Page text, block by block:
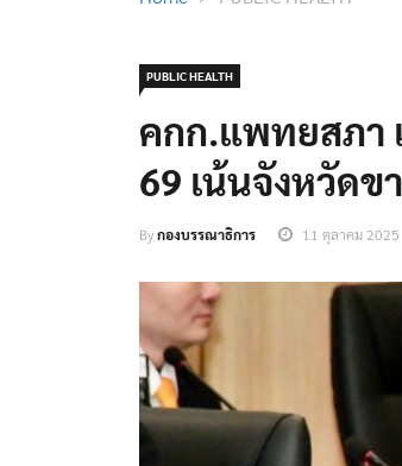
PUBLIC HEALTH
คกก.แพทยสภา
69 เน้นจังหวัด
Byกองบรรณาธิการ 11 ตุลาคม 2025